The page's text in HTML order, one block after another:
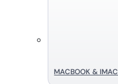
MACBOOK & IMAC